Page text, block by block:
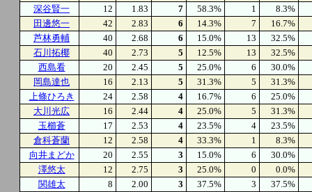
深谷賢一
12 1.83 7 58.3% 1
8.3%
田邊悠一
42 2.83 6 14.3% 7
16.7%
芦林勇輔
40 2.68 6 15.0% 13
32.5%
石川拓椰
40 2.73 5 12.5% 13
32.5%
西島看
20 2.45 5 25.0% 6
30.0%
岡島達也
16 2.13 5 31.3% 5
31.3%
上條ひろき
24 2.58 4 16.7% 6
25.0%
大川光広
16 2.44 4 25.0% 5
31.3%
玉櫛蒼
17 2.53 4 23.5% 4
23.5%
倉科蒼蘭
12 2.58 4 33.3% 1
8.3%
向井まどか
20 2.55 3 15.0% 6
30.0%
澤悠太
12 2.75 3 25.0% 0
0.0%
関雄太
8 2.00 3 37.5% 3
37.5%